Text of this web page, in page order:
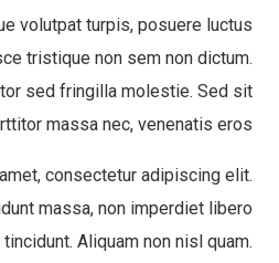
volutpat turpis, posuere luctus
tristique non sem non dictum.
sed fringilla molestie. Sed sit
massa nec, venenatis eros.
consectetur adipiscing elit.
massa, non imperdiet libero
Aliquam non nisl quam.